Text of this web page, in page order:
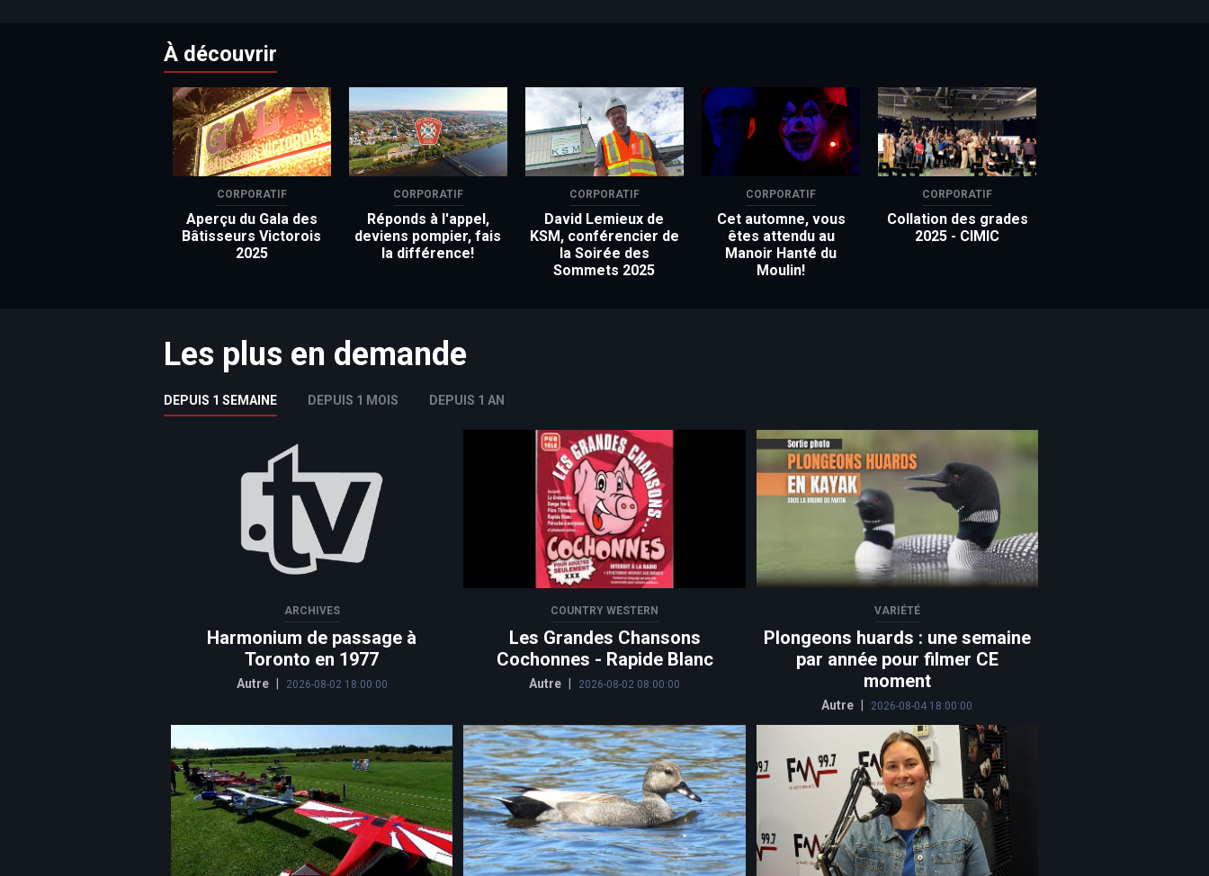
À découvrir
CORPORATIF
Aperçu du Gala des
Bâtisseurs Victorois
2025
CORPORATIF
Réponds à l'appel,
deviens pompier, fais
la différence!
CORPORATIF
David Lemieux de
KSM, conférencier de
la Soirée des
Sommets 2025
CORPORATIF
Cet automne, vous
êtes attendu au
Manoir Hanté du
Moulin!
CORPORATIF
Collation des grades
2025 - CIMIC
Les plus en demande
DEPUIS 1 SEMAINE DEPUIS 1 MOIS DEPUIS 1 AN
ARCHIVES
Harmonium de passage à
Toronto en 1977
Autre 2026-08-02 18:00:00
COUNTRY WESTERN
Les Grandes Chansons
Cochonnes - Rapide Blanc
Autre 2026-08-02 08:00:00
VARIÉTÉ
Plongeons huards : une semaine
par année pour filmer CE
moment
Autre 2026-08-04 18:00:00